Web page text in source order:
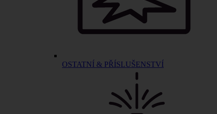
OSTATNÍ & PŘÍSLUŠENSTVÍ